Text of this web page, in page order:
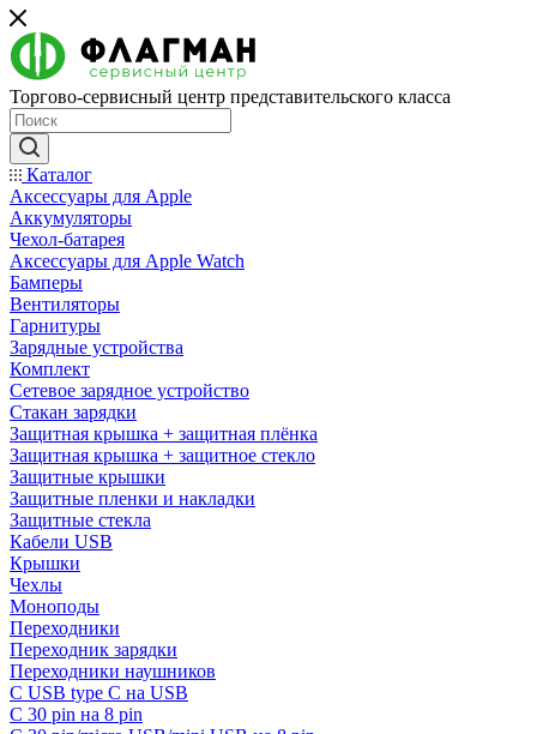
Торгово-сервисный центр представительского класса
Каталог
Аксессуары для Apple
Аккумуляторы
Чехол-батарея
Аксессуары для Apple Watch
Бамперы
Вентиляторы
Гарнитуры
Зарядные устройства
Комплект
Сетевое зарядное устройство
Стакан зарядки
Защитная крышка + защитная плёнка
Защитная крышка + защитное стекло
Защитные крышки
Защитные пленки и накладки
Защитные стекла
Кабели USB
Крышки
Чехлы
Моноподы
Переходники
Переходник зарядки
Переходники наушников
С USB type C на USB
С 30 pin на 8 pin